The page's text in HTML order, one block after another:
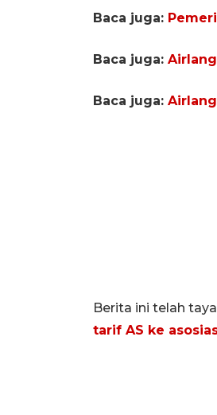
Baca juga:
Baca juga:
Baca juga:
Berita ini telah
tarif AS ke